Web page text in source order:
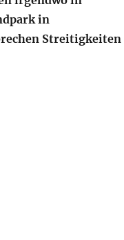
in
Streitigkeiten